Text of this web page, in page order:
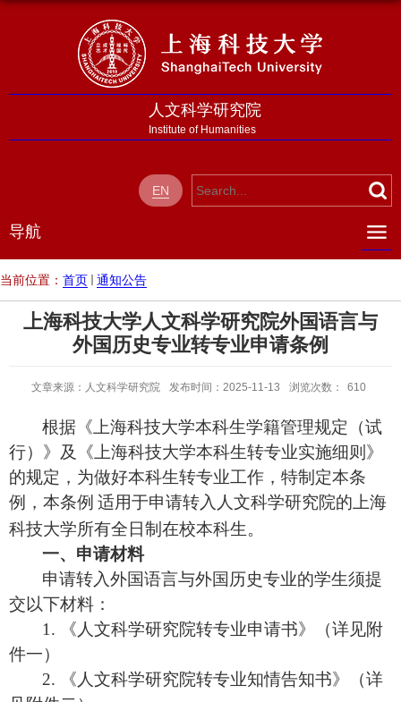
人文科学研究院
Institute of Humanities
EN
导航
当前位置： 首页 通知公告
上海科技大学人文科学研究院外国语言与
外国历史专业转专业申请条例
文章来源：人文科学研究院 发布时间：2025-11-13 浏览次数： 610
根据《上海科技大学本科生学籍管理规定（试
行）》及《上海科技大学本科生转专业实施细则》
的规定，为做好本科生转专业工作，特制定本条
例， 本条例 适用于申请转入人文科学研究院的上海
科技大学所有全日制在校本科生。
一、申请材料
申请转入外国语言与外国 历史专业的学生须提
交以下材料：
1.
《人文科学研究院转专业申请书》（详见附
件一）
2.
《人文科学研究院转专业知情告知书》（详